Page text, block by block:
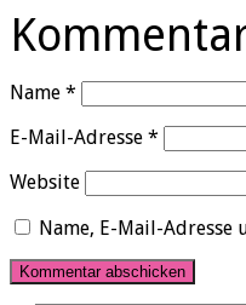
Name *
E-Mail-Adresse *
Website
Name, E-Mail-Adresse